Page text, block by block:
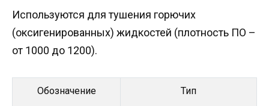
Используются для тушения горючих
(оксигенированных) жидкостей (плотность ПО –
от 1000 до 1200).
Обозначение Тип